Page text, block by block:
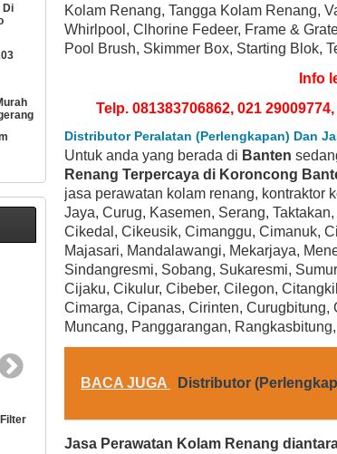
Kolam Renang, Tangga Kolam Renang,
Whirlpool, Clhorine Fedeer, Frame &
Pool Brush, Skimmer Box, Starting Blok,
Info
Telp. 081383706862, 021
Distributor Peralatan (Perlengkapan) Dan
Untuk anda yang berada di Banten
Renang Terpercaya di Koroncong
jasa perawatan kolam renang, kontraktor
Jaya, Curug, Kasemen, Serang,
Cikedal, Cikeusik, Cimanggu, Cimanuk,
Majasari, Mandalawangi, Mekarjaya,
Sindangresmi, Sobang, Sukaresmi,
Cijaku, Cikulur, Cibeber, Cilegon,
Cimarga, Cipanas, Cirinten, Curugbitung,
Muncang, Panggarangan,
BACA JUGA Distributor
Jasa Perawatan Kolam Renang
Di
Cartridge Filter
Pools
BEST SELLER
Hayward SP1580X15 Power-Flo LX Series
With Cord